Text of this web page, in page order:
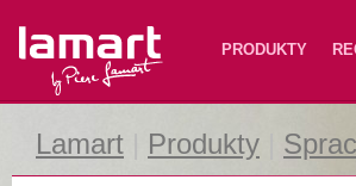
Lamart PRODUKTY
Lamart Produkty